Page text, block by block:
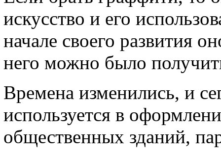
искусство и его
начале своего развития
него можно было
Времена изменились, и
используется в
общественных зданий,